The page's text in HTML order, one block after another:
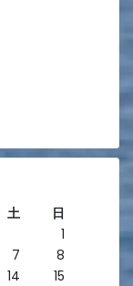
土
日
1
7
8
14
15